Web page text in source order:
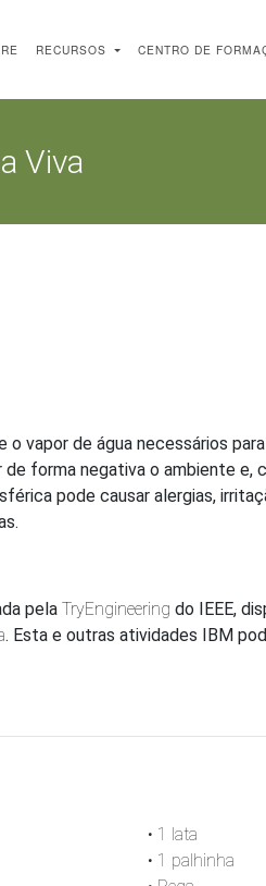
RECURSOS CENTRO DE
Viva
o vapor de água necessários
forma negativa o ambiente e,
pode causar alergias,
pela TryEngineering do IEEE,
. Esta e outras atividades IBM
• 1 lata
• 1 palhinha